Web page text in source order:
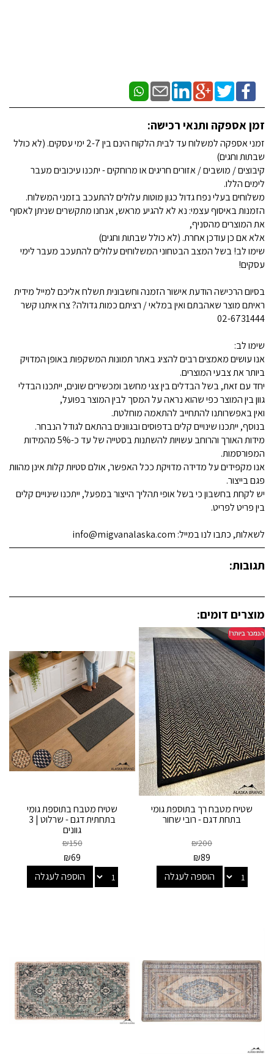
זמן אספקה ותנאי רכישה:
זמני אספקה למשלוח עד לבית הלקוח הינם בין 2-7 ימי עסקים. (לא כולל
שבתות וחגים)
קיבוצים / מושבים / אזורים חריגים או מרוחקים - יתכנו עיכובים מעבר
לימים הללו.
משלוחים בעלי נפח גדול כגון מוטות עלולים להתעכב בזמני המשלוח.
הזמנות באיסוף עצמי: נא לא להגיע מראש, אנחנו מתקשרים שניתן לאסוף
את המוצרים מהסניף,
אלא אם כן עודכן אחרת. (לא כולל שבתות וחגים)
שימו לב! בשל המצב הבטחוני המשלוחים עלולים להתעכב מעבר לימי
עסקים!
בסיום הרכישה הודעת אישור הזמנה וחשבונית תשלח אליכם למייל מידית
ראיתם מוצר שאהבתם ואין במלאי / רציתם כמות גדולה? צרו איתנו קשר
02-6731444
שימו לב:
אנו עושים מאמצים רבים להציג באתר תמונות המשקפות באופן המדויק
ביותר את צבעי המוצרים.
יחד עם זאת, בשל הבדלים בין צגי מחשב ומכשירים שונים, ייתכנו הבדלי
גוון בין המוצר כפי שהוא נראה על המסך לבין המוצר בפועל,
ואין באפשרותנו להתחייב להתאמה מוחלטת.
בנוסף, ייתכנו שינויים קלים בדפוסים ובגוונים בהתאם לגודל הנבחר.
מידות האורך והרוחב עשויות להשתנות בסטייה של עד כ-5% מהמידות
המפורסמות.
אנו מקפידים על מדידה מדויקת ככל האפשר, אולם סטיות קלות אינן מהוות
פגם בייצור.
יש לקחת בחשבון כי בשל אופי תהליך הייצור במפעל, ייתכנו שינויים קלים
בין פריט לפריט.
לשאלות, כתבו לנו במייל: info@migvanalaska.com
תגובות:
מוצרים דומים:
שטיח מטבח רך בתוספת גומי
בתחת דגם - רובי שחור
₪200
₪89
הוספה לעגלה
שטיח מטבח בתוספת גומי
בתחתית דגם - שרלוט | 3
גוונים
₪150
₪69
הוספה לעגלה